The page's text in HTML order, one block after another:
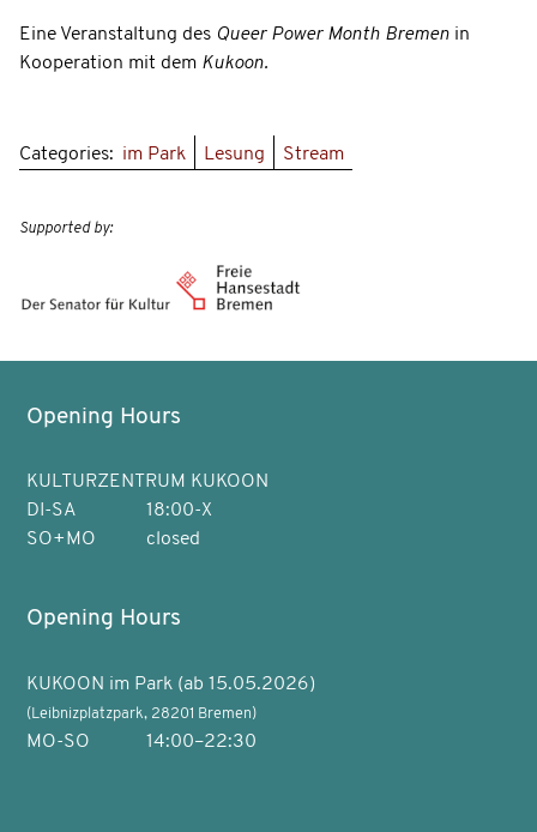
Eine Veranstaltung des Queer Power Month Bremen in
Kooperation mit dem Kukoon.
Categories: im Park Lesung Stream
Supported by:
Opening Hours
KULTURZENTRUM KUKOON
DI-SA
18:00-X
SO+MO
closed
Opening Hours
KUKOON im Park (ab 15.05.2026)
(Leibnizplatzpark, 28201 Bremen)
MO-SO 14:00–22:30